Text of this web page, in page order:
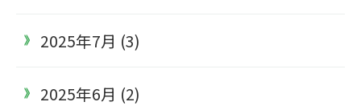
2025年7月 (3)
2025年6月 (2)